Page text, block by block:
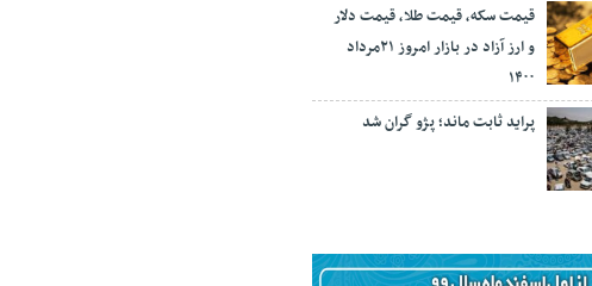
قیمت سکه، قیمت طلا، قیمت دلار
و ارز آزاد در بازار امروز ۲۱مرداد
۱۴۰۰
پراید ثابت ماند؛ پژو گران شد